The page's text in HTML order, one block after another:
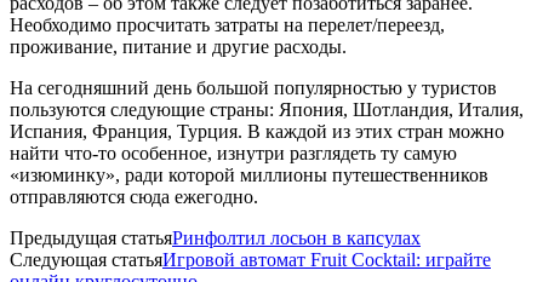
Необходимо просчитать затраты на перелет/переезд,
проживание, питание и другие расходы.
На сегодняшний день большой популярностью у туристов
пользуются следующие страны: Япония, Шотландия, Италия,
Испания, Франция, Турция. В каждой из этих стран можно
найти что-то особенное, изнутри разглядеть ту самую
«изюминку», ради которой миллионы путешественников
отправляются сюда ежегодно.
Предыдущая статьяРинфолтил лосьон в капсулах
Следующая статьяИгровой автомат Fruit Cocktail: играйте